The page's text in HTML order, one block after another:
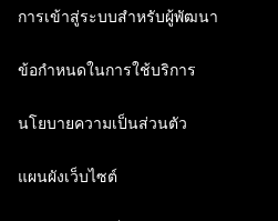
การเข้าสู่ระบบสำหรับผู้พัฒนา
ข้อกำหนดในการใช้บริการ
นโยบายความเป็นส่วนตัว
แผนผังเว็บไซต์